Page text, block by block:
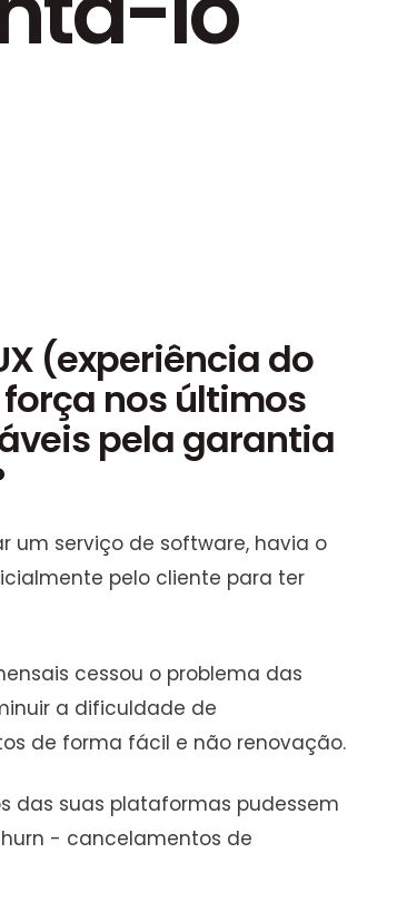
(experiência do
nos últimos
pela garantia
um serviço de software, havia o
pelo cliente para ter
cessou o problema das
a dificuldade de
de forma fácil e não renovação.
das suas plataformas pudessem
- cancelamentos de